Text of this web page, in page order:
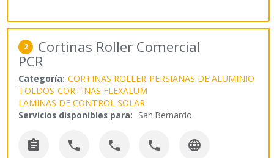
2 Cortinas Roller Comercial
PCR
Categoría: CORTINAS ROLLER PERSIANAS DE ALUMINIO
TOLDOS CORTINAS FLEXALUM
LAMINAS DE CONTROL SOLAR
Servicios disponibles para: San Bernardo
    